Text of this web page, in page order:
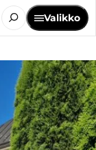
Valikko